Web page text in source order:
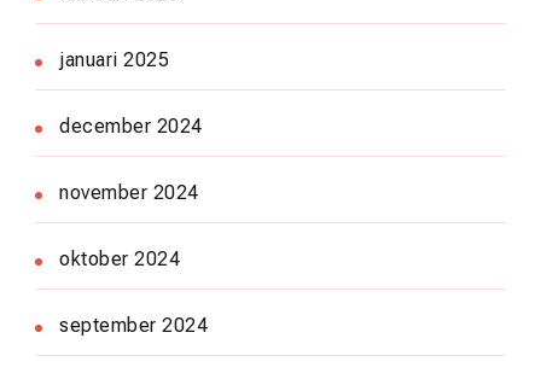
januari 2025
december 2024
november 2024
oktober 2024
september 2024